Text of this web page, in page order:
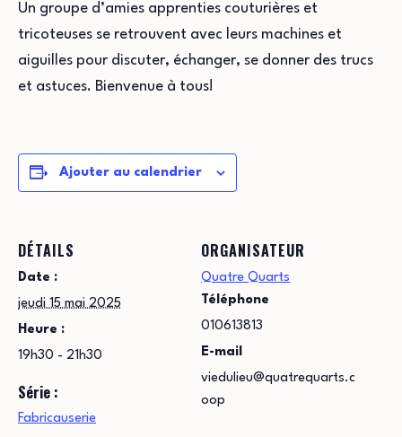
Un groupe d’amies apprenties couturières et
tricoteuses se retrouvent avec leurs machines et
aiguilles pour discuter, échanger, se donner des trucs
et astuces. Bienvenue à tous!
Ajouter au calendrier
DÉTAILS
Date :
jeudi 15 mai 2025
Heure :
19h30 - 21h30
Série :
Fabricauserie
ORGANISATEUR
Quatre Quarts
Téléphone
010613813
E-mail
viedulieu@quatrequarts.c
oop